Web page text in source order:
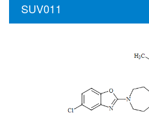
SUV011